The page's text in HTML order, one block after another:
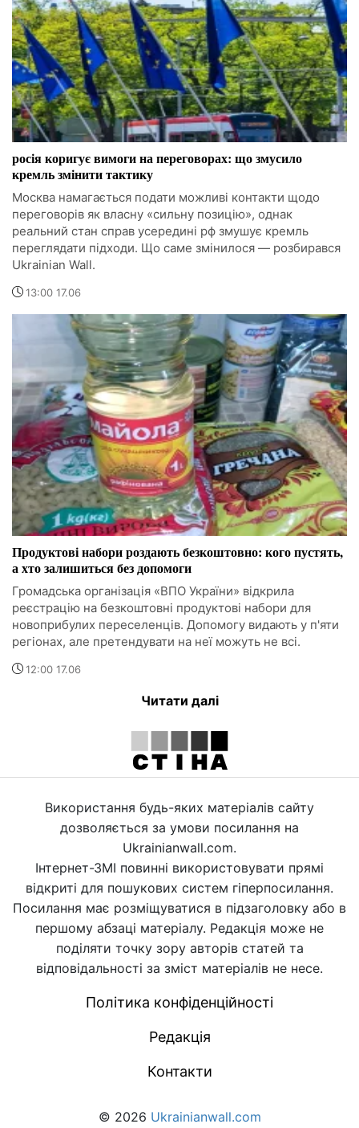
росія коригує вимоги на переговорах: що змусило
кремль змінити тактику
Москва намагається подати можливі контакти щодо
переговорів як власну «сильну позицію», однак
реальний стан справ усередині рф змушує кремль
переглядати підходи. Що саме змінилося — розбирався
Ukrainian Wall.
13:00 17.06
Продуктові набори роздають безкоштовно: кого пустять,
а хто залишиться без допомоги
Громадська організація «ВПО України» відкрила
реєстрацію на безкоштовні продуктові набори для
новоприбулих переселенців. Допомогу видають у п'яти
регіонах, але претендувати на неї можуть не всі.
12:00 17.06
Читати далі
Використання будь-яких матеріалів сайту
дозволяється за умови посилання на
Ukrainianwall.com.
Інтернет-ЗМІ повинні використовувати прямі
відкриті для пошукових систем гіперпосилання.
Посилання має розміщуватися в підзаголовку або в
першому абзаці матеріалу. Редакція може не
поділяти точку зору авторів статей та
відповідальності за зміст матеріалів не несе.
Політика конфіденційності
Редакція
Контакти
© 2026 Ukrainianwall.com